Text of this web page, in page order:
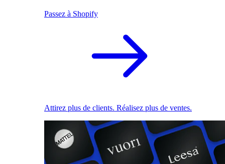
Passez à Shopify
Attirez plus de clients. Réalisez plus de ventes.